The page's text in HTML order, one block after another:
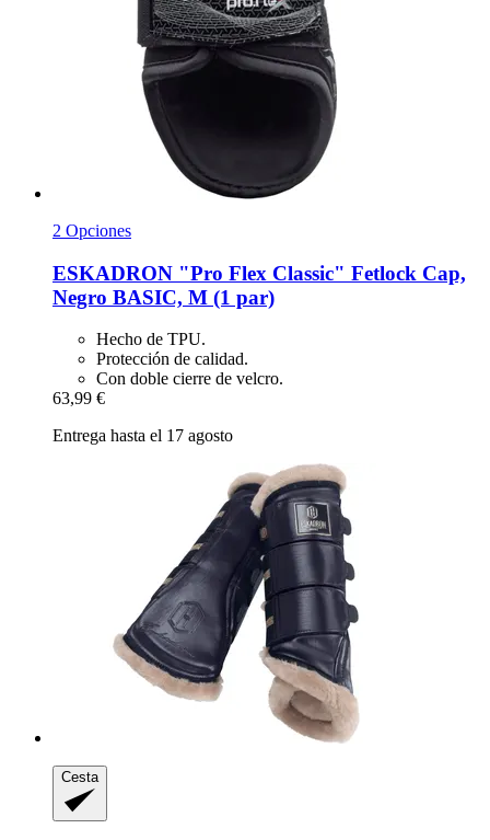
2 Opciones
ESKADRON "Pro Flex Classic" Fetlock Cap,
Negro BASIC, M (1 par)
Hecho de TPU.
Protección de calidad.
Con doble cierre de velcro.
63,99 €
Entrega hasta el 17 agosto
Cesta